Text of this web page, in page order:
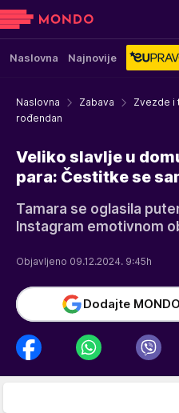
Naslovna Najnovije
Naslovna Zabava Zvezde i
rođendan
Veliko slavlje u
para: Čestitke se
Tamara se oglasila
Instagram emotivnom
Objavljeno 09.12.2024. 9:45h
Dodajte